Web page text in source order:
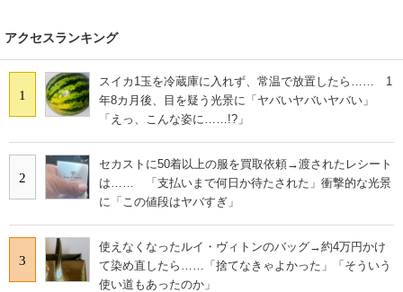
アクセスランキング
1
スイカ1玉を冷蔵庫に入れず、常温で放置したら…… 1
年8カ月後、目を疑う光景に「ヤバいヤバいヤバい」
「えっ、こんな姿に……!?」
2
セカストに50着以上の服を買取依頼→渡されたレシート
は…… 「支払いまで何日か待たされた」衝撃的な光景
に「この値段はヤバすぎ」
3
使えなくなったルイ・ヴィトンのバッグ→約4万円かけ
て染め直したら……「捨てなきゃよかった」「そういう
使い道もあったのか」